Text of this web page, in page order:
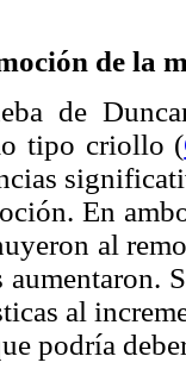
de la
de
tipo criollo (
En
al
al
podría